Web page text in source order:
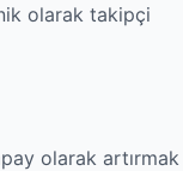
olarak takipçi
olarak artırmak